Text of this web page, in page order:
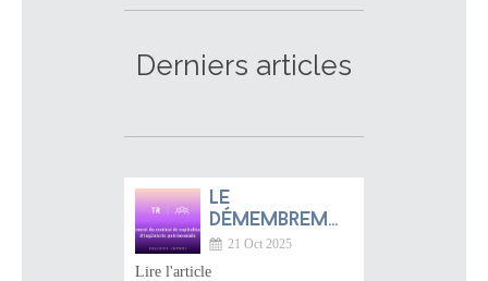
Derniers articles
Le
démembrement
du contrat
de
21 Oct 2025
Lire l'article